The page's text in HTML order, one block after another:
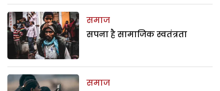
समाज
सपना है सामाजिक स्वतंत्रता
समाज